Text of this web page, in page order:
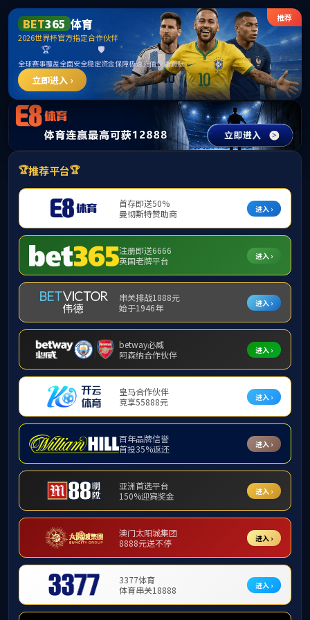
zoty中欧·(中国有限公司)官方网站
学术研究
1
---政府机构---
---大学/研究机构---
公司公众号
湖北省武汉市洪山区珞喻路152号 学院电话：027-67865839
公司邮箱：ccnujc@ccnu.edu.cn
师德师风监督举报邮箱：ccnujc@ccnu.edu.cn